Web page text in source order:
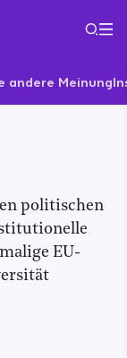
andere Meinung
politischen
EU-